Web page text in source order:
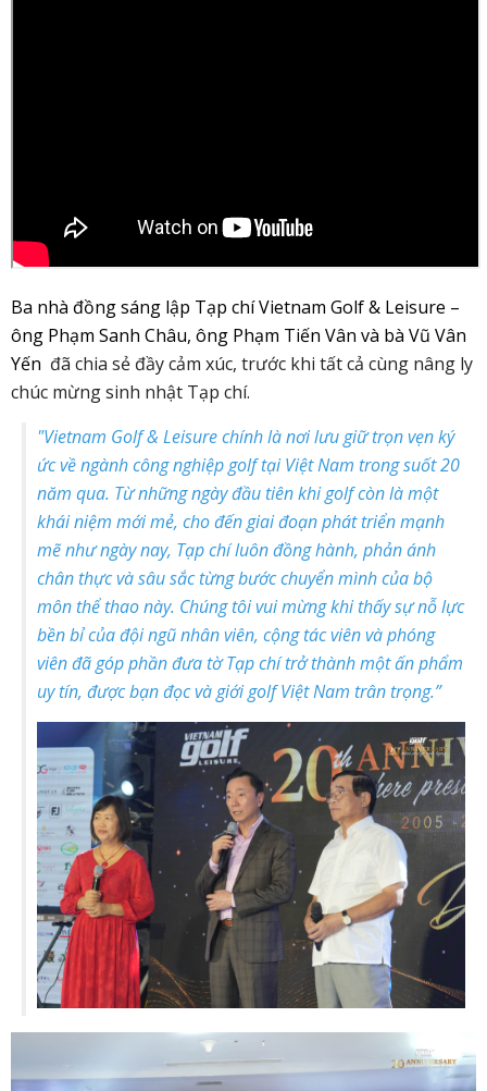
Ba nhà đồng sáng lập Tạp chí Vietnam Golf & Leisure –
ông Phạm Sanh Châu, ông Phạm Tiến Vân và bà Vũ Vân
Yến đã chia sẻ đầy cảm xúc, trước khi tất cả cùng nâng ly
chúc mừng sinh nhật Tạp chí.
"Vietnam Golf & Leisure chính là nơi lưu giữ trọn vẹn ký
ức về ngành công nghiệp golf tại Việt Nam trong suốt 20
năm qua. Từ những ngày đầu tiên khi golf còn là một
khái niệm mới mẻ, cho đến giai đoạn phát triển mạnh
mẽ như ngày nay, Tạp chí luôn đồng hành, phản ánh
chân thực và sâu sắc từng bước chuyển mình của bộ
môn thể thao này. Chúng tôi vui mừng khi thấy sự nỗ lực
bền bỉ của đội ngũ nhân viên, cộng tác viên và phóng
viên đã góp phần đưa tờ Tạp chí trở thành một ấn phẩm
uy tín, được bạn đọc và giới golf Việt Nam trân trọng.”